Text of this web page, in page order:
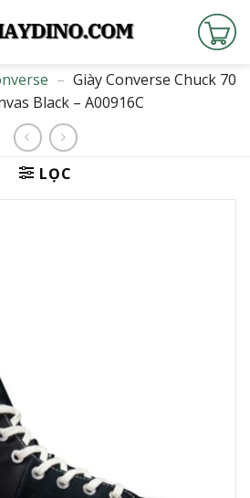
– Giày Converse Chuck 70
Black – A00916C
LỌC